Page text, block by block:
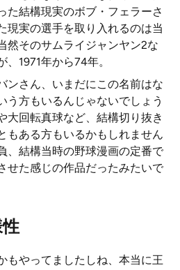
た結構現実のボブ・フェラーさ
現実の選手を取り入れるのは当
然そのサムライジャンヤン2な
1971年から74年。
ンさん、いまだにこの名前はな
う方もいるんじゃないでしょう
大回転真球など、結構切り抜き
もある方もいるかもしれません
、結構当時の野球漫画の定番で
せた感じの作品だったみたいで
もやってましたしね、本当に王